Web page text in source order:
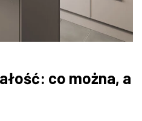
co można, a